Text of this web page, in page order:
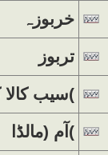
خربوزہ
تربوز
سیب کالا کلو (میدانی(
آم (مالڈا(